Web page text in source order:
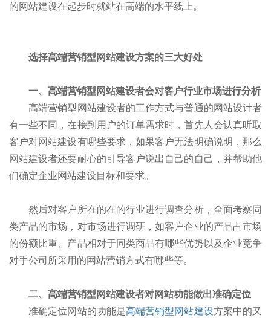
的网站建设在起步时就站在高端的水平线上。
选择高端营销型网站建设方案的三大好处
一、高端营销型网站建设者会对客户行业市场进行分析
高端营销型网站建设者的工作方式与普通的网站设计者
有一些不同，在接到用户的订单需求时，首先人会认真听取
客户对网站建设有哪些要求，如果客户无法明确说明，那么
网站建设者还要耐心的引导客户说出自己的自己，并帮助他
们确定企业网站建设目标和要求。
然后对客户所在的在的行业进行调查分析，全面考察同
类产品的市场，对市场进行调研，如客户企业的产品占市场
的份额比重、产品相对于同类商品有哪些优势以及企业竞争
对手公司所采用的网站营销方式有哪些等。
二、高端营销型网站建设者对网站功能做出准确定位
准确定位网站的功能是高端营销型网站建设方案中的又